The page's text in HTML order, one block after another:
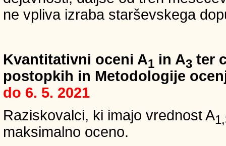
ne vpliva izraba starševskega
Kvantitativni oceni A1 in A3 ter
postopkih in Metodologije
do 6. 5. 2021
Raziskovalci, ki imajo vrednost A
maksimalno oceno.